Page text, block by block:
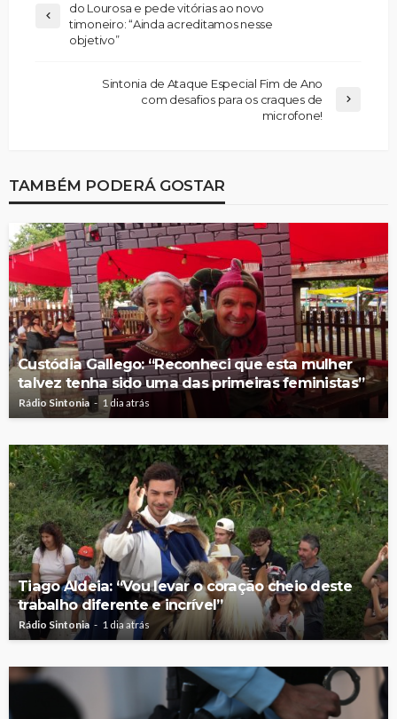
do Lourosa e pede vitórias ao novo
timoneiro: “Ainda acreditamos nesse
objetivo”
Sintonia de Ataque Especial Fim de Ano
com desafios para os craques de
microfone!
TAMBÉM PODERÁ GOSTAR
Custódia Gallego: “Reconheci que esta mulher
talvez tenha sido uma das primeiras feministas”
Rádio Sintonia 1 dia atrás
Tiago Aldeia: “Vou levar o coração cheio deste
trabalho diferente e incrível”
Rádio Sintonia 1 dia atrás